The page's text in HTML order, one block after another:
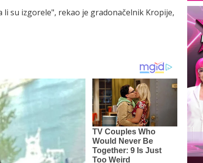
su izgorele", rekao јe gradonačelnik Kropiјe,